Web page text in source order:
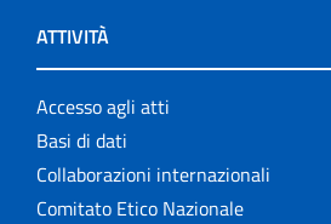
ATTIVITÀ
Accesso agli atti
Basi di dati
Collaborazioni internazionali
Comitato Etico Nazionale